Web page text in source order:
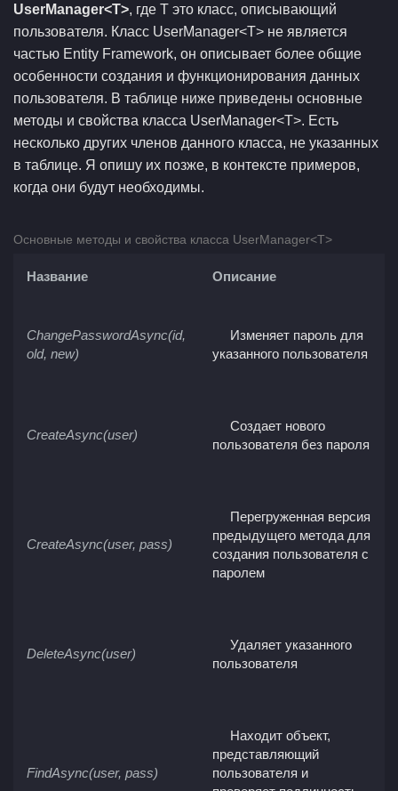
UserManager<T>, где T это класс, описывающий
пользователя. Класс UserManager<T> не является
частью Entity Framework, он описывает более общие
особенности создания и функционирования данных
пользователя. В таблице ниже приведены основные
методы и свойства класса UserManager<T>. Есть
несколько других членов данного класса, не указанных
в таблице. Я опишу их позже, в контексте примеров,
когда они будут необходимы.
Основные методы и свойства класса UserManager<T>
Название Описание
ChangePasswordAsync(id,
old, new)
Изменяет пароль для
указанного пользователя
CreateAsync(user)
Создает нового
пользователя без пароля
CreateAsync(user, pass)
Перегруженная версия
предыдущего метода для
создания пользователя с
паролем
DeleteAsync(user)
Удаляет указанного
пользователя
FindAsync(user, pass)
Находит объект,
представляющий
пользователя и